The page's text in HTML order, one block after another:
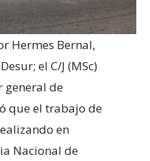
Hermes Bernal,
el C/J (MSc)
general de
que el trabajo de
en
Nacional de